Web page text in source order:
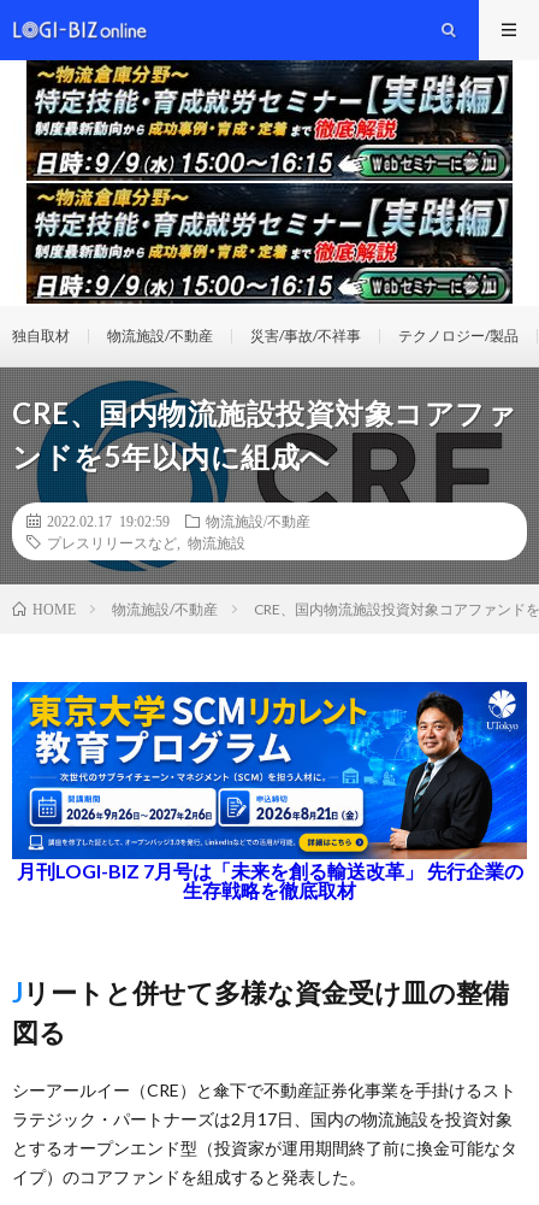
独自取材 物流施設/不動産 災害/事故/不祥事 テクノロジー/製品
CRE、国内物流施設投資対象コアファ
ンドを5年以内に組成へ
2022.02.17 19:02:59
物流施設/不動産
プレスリリースなど
物流施設
HOME 物流施設/不動産 CRE、国内物流施設投資対象コアファンド
月刊LOGI-BIZ 7月号は「未来を創る輸送改革」 先行企業の
生存戦略を徹底取材
Jリートと併せて多様な資金受け皿の整備
図る
シーアールイー（CRE）と傘下で不動産証券化事業を手掛けるスト
ラテジック・パートナーズは2月17日、国内の物流施設を投資対象
とするオープンエンド型（投資家が運用期間終了前に換金可能なタ
イプ）のコアファンドを組成すると発表した。